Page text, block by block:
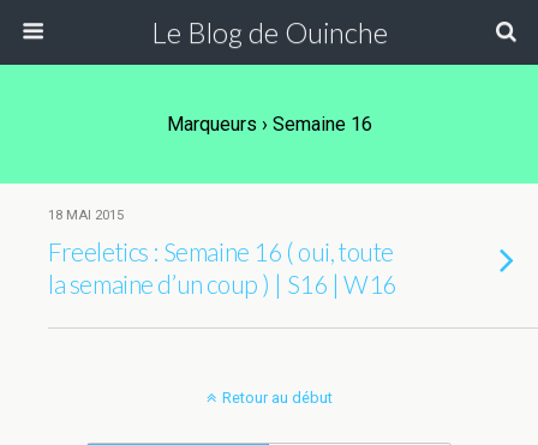
Le Blog de Ouinche
Marqueurs › Semaine 16
18 MAI 2015
Freeletics : Semaine 16 ( oui, toute
la semaine d’un coup ) | S16 | W16
Retour au début